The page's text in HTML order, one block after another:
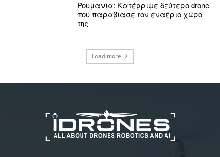
Ρουμανία: Κατέρριψε δεύτερο drone
που παραβίασε τον εναέριο χώρο
της
Load more